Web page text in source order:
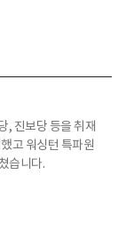
, 진보당 등을 취재
고 워싱턴 특파원
습니다.